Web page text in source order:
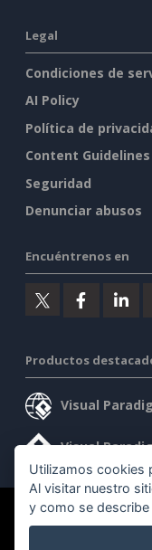
Legal
Condiciones de
AI Policy
Política de
Content Guidelines
Seguridad
Denunciar abusos
Encuéntrenos en
Productos
Visual
Visual
©2026 by Visual
Utilizamos cookies
Al visitar nuestro
y como se describe